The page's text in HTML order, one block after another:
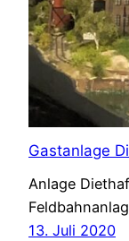
Gastanlage
Anlage
13. Juli 2020